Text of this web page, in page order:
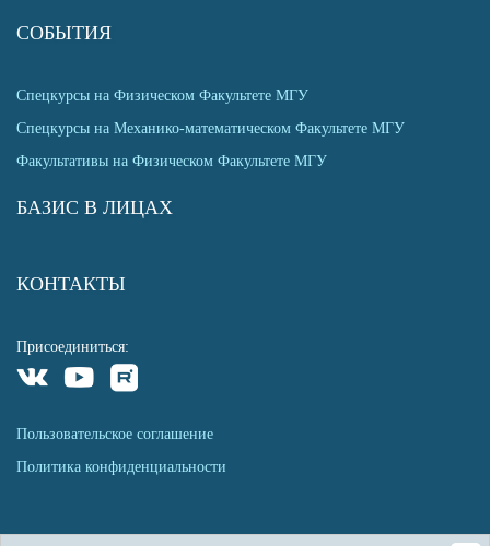
СОБЫТИЯ
Спецкурсы на Физическом Факультете МГУ
Спецкурсы на Механико-математическом Факультете МГУ
Факультативы на Физическом Факультете МГУ
БАЗИС В ЛИЦАХ
КОНТАКТЫ
Присоединиться:
Пользовательское соглашение
Политика конфиденциальности